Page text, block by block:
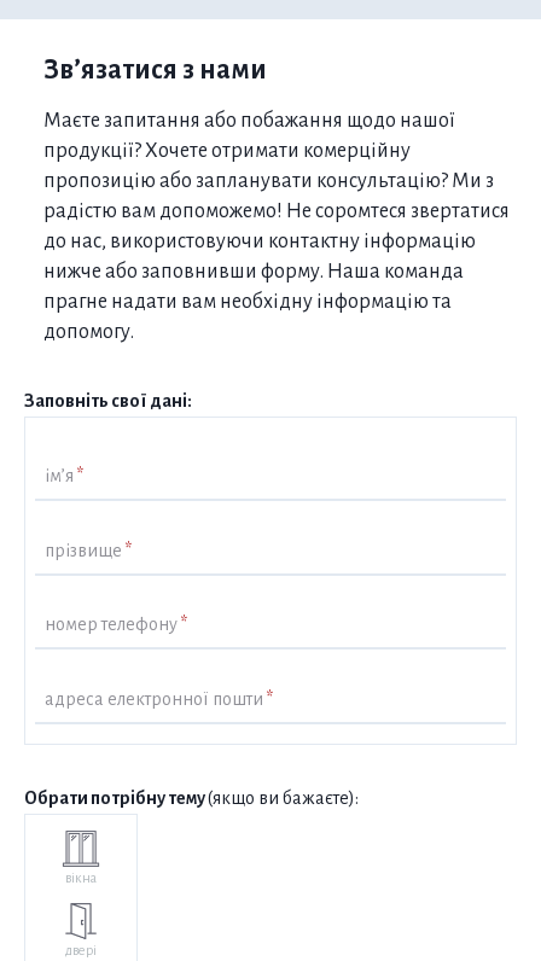
Зв’язатися з нами
Маєте запитання або побажання щодо нашої
продукції? Хочете отримати комерційну
пропозицію або запланувати консультацію? Ми з
радістю вам допоможемо! Не соромтеся звертатися
до нас, використовуючи контактну інформацію
нижче або заповнивши форму. Наша команда
прагне надати вам необхідну інформацію та
допомогу.
Заповніть свої дані:
ім’я *
прізвище *
номер телефону*
адреса електронної пошти *
Обрати потрібну тему(якщо ви бажаєте):
вікна
двері